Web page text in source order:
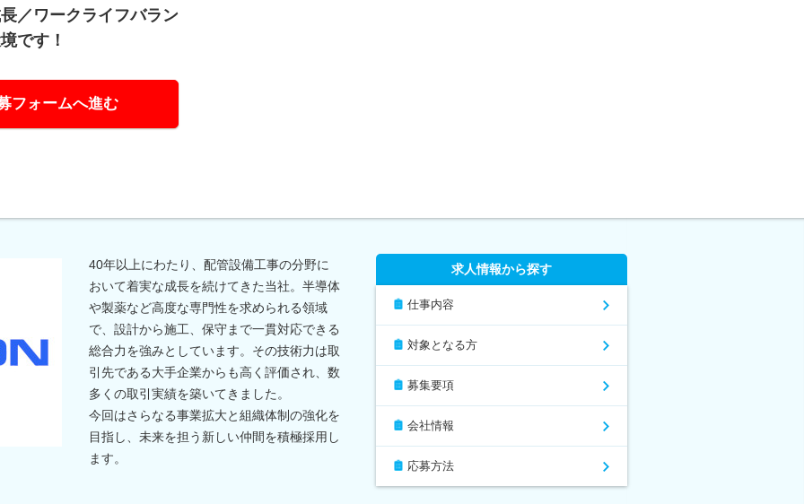
／ワークライフバラン
です！
フォームへ進む
40年以上にわたり、配管設備工事の分野に
おいて着実な成長を続けてきた当社。半導体
や製薬など高度な専門性を求められる領域
で、設計から施工、保守まで一貫対応できる
総合力を強みとしています。その技術力は取
引先である大手企業からも高く評価され、数
多くの取引実績を築いてきました。
今回はさらなる事業拡大と組織体制の強化を
目指し、未来を担う新しい仲間を積極採用し
ます。
求人情報から探す
仕事内容
対象となる方
募集要項
会社情報
応募方法